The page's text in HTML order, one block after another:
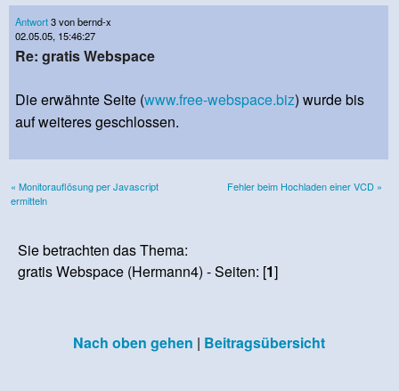
Antwort3 von bernd-x
02.05.05, 15:46:27
Re: gratis Webspace
Die erwähnte Seite (www.free-webspace.biz) wurde bis
auf weiteres geschlossen.
« Monitorauflösung per Javascript
ermitteln
Fehler beim Hochladen einer VCD »
Sie betrachten das Thema:
gratis Webspace (Hermann4) - Seiten: [1]
Nach oben gehen | Beitragsübersicht